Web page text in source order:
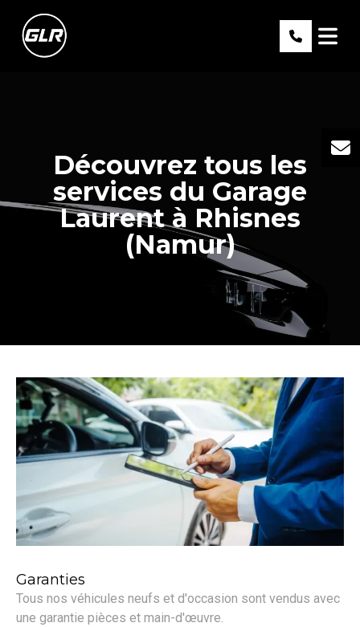
Découvrez tous les
services du Garage
Laurent à Rhisnes
(Namur)
Garanties
Tous nos véhicules neufs et d'occasion sont vendus avec
une garantie pièces et main-d'œuvre.